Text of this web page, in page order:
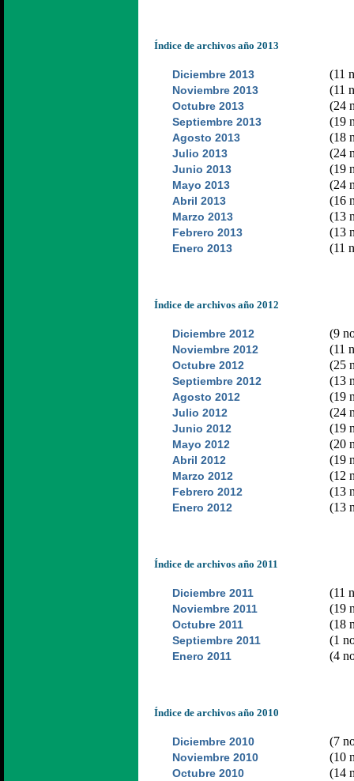
Índice de archivos año 2013
Diciembre 2013 (11
Noviembre 2013 (11
Octubre 2013 (24
Septiembre 2013 (19
Agosto 2013 (18
Julio 2013 (24
Junio 2013 (19
Mayo 2013 (24
Abril 2013 (16
Marzo 2013 (13
Febrero 2013 (13
Enero 2013 (11
Índice de archivos año 2012
Diciembre 2012 (9
Noviembre 2012 (11
Octubre 2012 (25
Septiembre 2012 (13
Agosto 2012 (19
Julio 2012 (24
Junio 2012 (19
Mayo 2012 (20
Abril 2012 (19
Marzo 2012 (12
Febrero 2012 (13
Enero 2012 (13
Índice de archivos año 2011
Diciembre 2011 (11
Noviembre 2011 (19
Octubre 2011 (18
Septiembre 2011 (1
Enero 2011 (4
Índice de archivos año 2010
Diciembre 2010 (7
Noviembre 2010 (10
Octubre 2010 (14